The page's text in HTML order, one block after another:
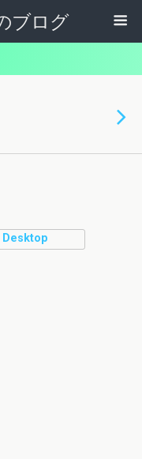
ブログ
Desktop